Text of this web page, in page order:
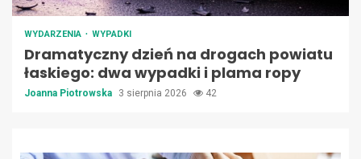
WYDARZENIA WYPADKI
Dramatyczny dzień na drogach powiatu
łaskiego: dwa wypadki i plama ropy
Joanna Piotrowska 3 sierpnia 2026 42